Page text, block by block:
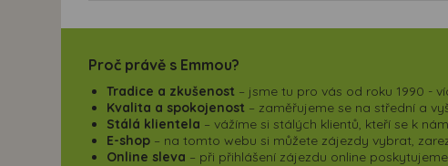
Proč právě s Emmou?
Tradice a zkušenost – jsme tu pro vás od roku 1990 -
Kvalita a spokojenost – zaměřujeme se na střední a
Stálá klientela – vážíme si stálých klientů, kteří se k
E-shop – na tomto webu si můžete zájezdy vybrat,
Online sleva – při přihlášení zájezdu online